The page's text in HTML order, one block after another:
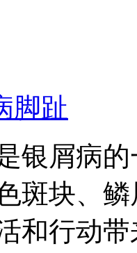
脚趾
银屑病
斑块、
和行动